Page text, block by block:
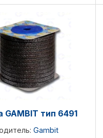
GAMBIT тип 6491
Gambit